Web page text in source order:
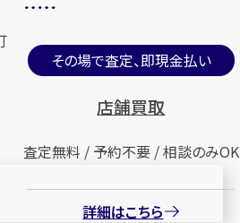
その場で査定、即現金払い
店舗買取
査定無料 / 予約不要 / 相談のみOK
詳細はこちら